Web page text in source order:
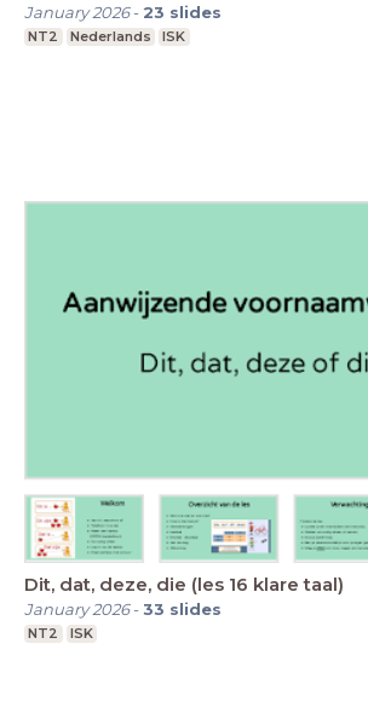
January 2026- 23 slides
NT2 Nederlands ISK
Dit, dat, deze, die (les 16 klare taal)
January 2026-33 slides
NT2 ISK